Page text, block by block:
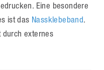
Eine besondere
ist das Nassklebeband.
durch externes